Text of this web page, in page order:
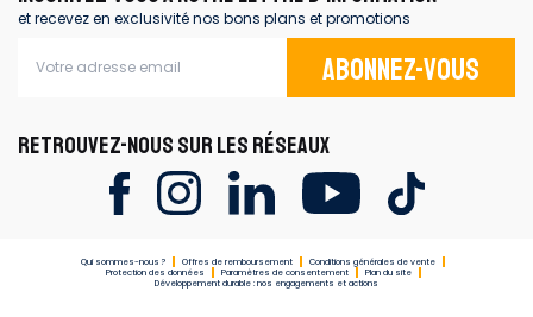
et recevez en exclusivité nos bons plans et promotions
Abonnez-vous
RETROUVEZ-NOUS SUR LES RÉSEAUX
Qui sommes-nous ? Offres de remboursement
Conditions générales de vente
Protection des données
Paramètres de consentement
Plan du site
Développement durable : nos engagements et actions